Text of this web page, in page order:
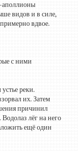
аполлионы
видов и в силе,
вдвое.
с ними
реки.
их. Затем
причинил
лёг на него
ещё один